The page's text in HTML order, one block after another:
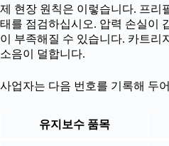
제 현장 원칙은 이렇습니다. 프리
태를 점검하십시오. 압력 손실이
이 부족해질 수 있습니다. 카트리
소음이 덜합니다.
사업자는 다음 번호를 기록해 두
유지보수 품목